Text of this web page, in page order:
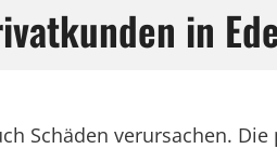
in
Schäden verursachen.